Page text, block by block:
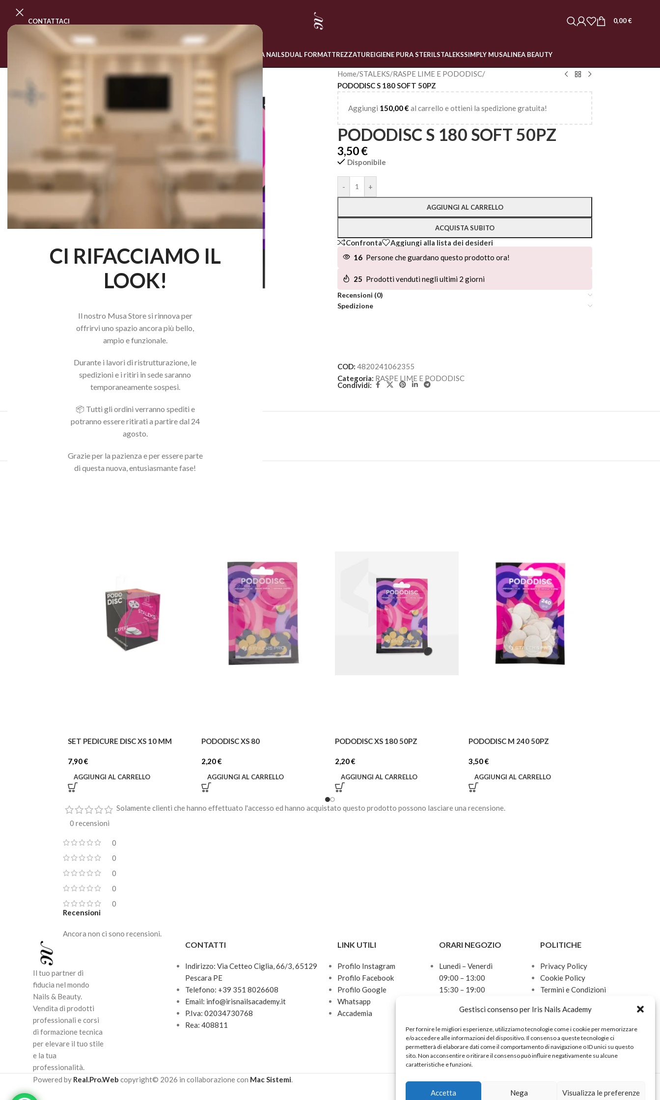
CI RIFACCIAMO IL
LOOK!
Il nostro Musa Store si rinnova per
offrirvi uno spazio ancora più bello,
ampio e funzionale.
Durante i lavori di ristrutturazione, le
spedizioni e i ritiri in sede saranno
temporaneamente sospesi.
📦 Tutti gli ordini verranno spediti e
potranno essere ritirati a partire dal 24
agosto.
Grazie per la pazienza e per essere parte
di questa nuova, entusiasmante fase!
Gestisci consenso per Iris Nails Academy
Per fornire le migliori esperienze, utilizziamo tecnologie come i cookie per memorizzare
e/o accedere alle informazioni del dispositivo. Il consenso a queste tecnologie ci
permetterà di elaborare dati come il comportamento di navigazione o ID unici su questo
sito. Non acconsentire o ritirare il consenso può influire negativamente su alcune
caratteristiche e funzioni.
Accetta Nega Visualizza le preferenze
CONTATTACI 0,00€
PROGRAMMA MASTER CLASSCORSI ONLINE LINEA NAILSDUAL FORMATTREZZATUREIGIENE PURA STERILSTALEKSSIMPLY MUSALINEA BEAUTY
Home/STALEKS/RASPE LIME E PODODISC/
PODODISC S 180 SOFT 50PZ
Aggiungi 150,00€ al carrello e ottieni la spedizione gratuita!
PODODISC S 180 SOFT 50PZ
3,50€
Disponibile
- +
AGGIUNGI AL CARRELLO
ACQUISTA SUBITO
Alternative:
Confronta
Aggiungi alla lista dei desideri
16 Persone che guardano questo prodotto ora!
25 Prodotti venduti negli ultimi 2 giorni
Recensioni (0)
Spedizione
COD: 4820241062355
Categoria: RASPE LIME E PODODISC
Condividi:
Acquista il pacchetto e risparmia
SET PEDICURE DISC XS 10 MM
7,90€
AGGIUNGI AL CARRELLO
PODODISC XS 80
2,20€
AGGIUNGI AL CARRELLO
PODODISC XS 180 50PZ
2,20€
AGGIUNGI AL CARRELLO
PODODISC M 240 50PZ
3,50€
AGGIUNGI AL CARRELLO
0 recensioni
0
0
0
0
0
Recensioni
Ancora non ci sono recensioni.
Solamente clienti che hanno effettuato l'accesso ed hanno acquistato questo prodotto possono lasciare una recensione.
Il tuo partner di
fiducia nel mondo
Nails & Beauty.
Vendita di prodotti
professionali e corsi
di formazione tecnica
per elevare il tuo stile
e la tua
professionalità.
CONTATTI
Indirizzo: Via Cetteo Ciglia, 66/3, 65129
Pescara PE
Telefono: +39 351 8026608
Email: info@irisnailsacademy.it
P.Iva: 02034730768
Rea: 408811
LINK UTILI
Profilo Instagram
Profilo Facebook
Profilo Google
Whatsapp
Accademia
ORARI NEGOZIO
Lunedì – Venerdì
09:00 – 13:00
15:30 – 19:00
10:00 – 13:00
Domenica
Chiuso
POLITICHE
Privacy Policy
Cookie Policy
Termini e Condizioni
Powered by Real.Pro.Web copyright© 2026 in collaborazione con Mac Sistemi.